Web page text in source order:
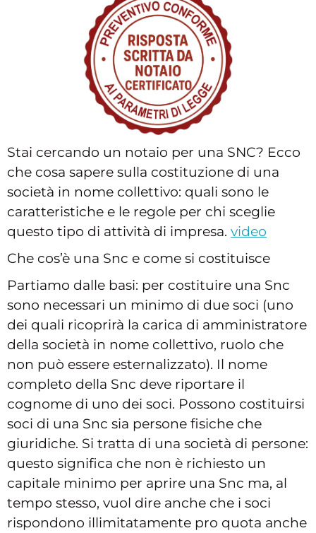
Stai cercando un notaio per una SNC? Ecco
che cosa sapere sulla costituzione di una
società in nome collettivo: quali sono le
caratteristiche e le regole per chi sceglie
questo tipo di attività di impresa. video
Che cos’è una Snc e come si costituisce
Partiamo dalle basi: per costituire una Snc
sono necessari un minimo di due soci (uno
dei quali ricoprirà la carica di amministratore
della società in nome collettivo, ruolo che
non può essere esternalizzato). Il nome
completo della Snc deve riportare il
cognome di uno dei soci. Possono costituirsi
soci di una Snc sia persone fisiche che
giuridiche. Si tratta di una società di persone:
questo significa che non è richiesto un
capitale minimo per aprire una Snc ma, al
tempo stesso, vuol dire anche che i soci
rispondono illimitatamente pro quota anche